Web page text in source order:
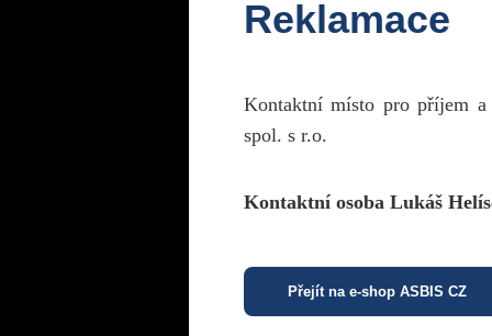
Reklamace
Kontaktní místo pro příjem
spol. s r.o.
Kontaktní osoba Lukáš
Přejít na e-shop ASBIS CZ